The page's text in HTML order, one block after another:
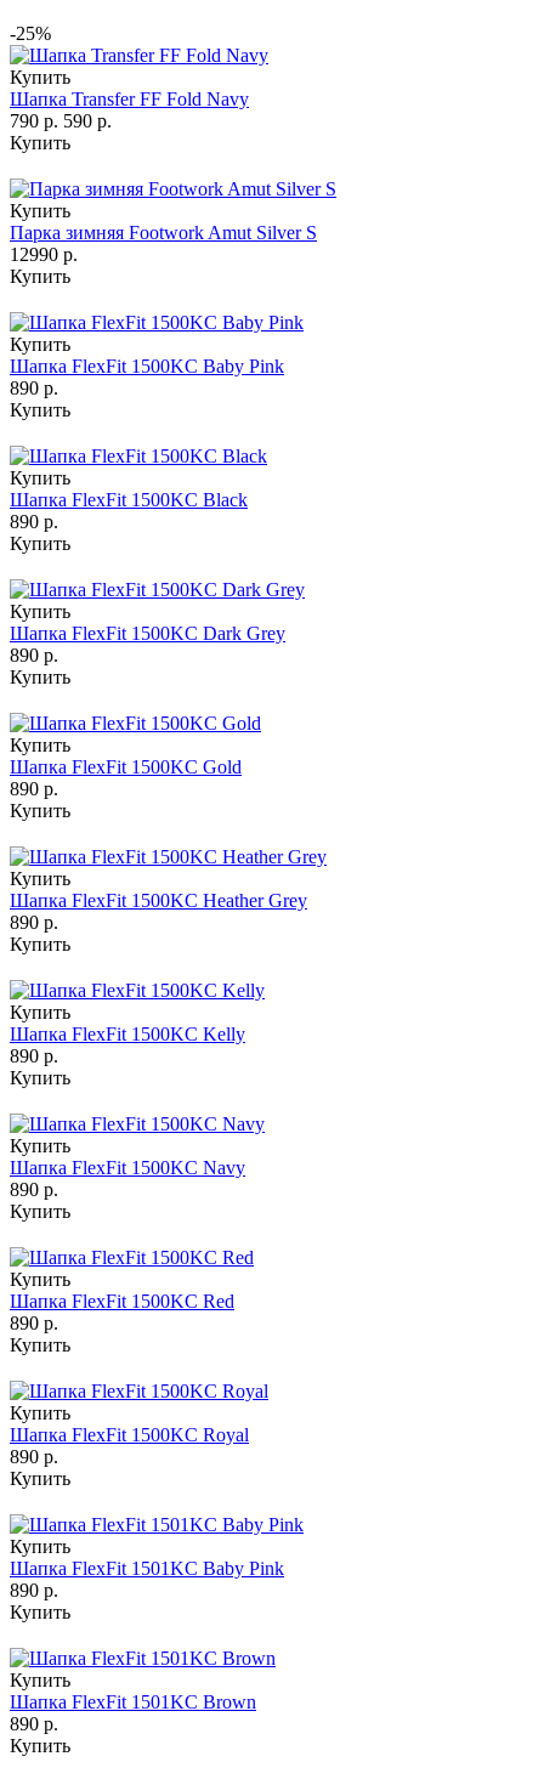
-25%
Купить
Шапка Transfer FF Fold Navy
790 р. 590 р.
Купить
Купить
Парка зимняя Footwork Amut Silver S
12990 р.
Купить
Купить
Шапка FlexFit 1500KC Baby Pink
890 р.
Купить
Купить
Шапка FlexFit 1500KC Black
890 р.
Купить
Купить
Шапка FlexFit 1500KC Dark Grey
890 р.
Купить
Купить
Шапка FlexFit 1500KC Gold
890 р.
Купить
Купить
Шапка FlexFit 1500KC Heather Grey
890 р.
Купить
Купить
Шапка FlexFit 1500KC Kelly
890 р.
Купить
Купить
Шапка FlexFit 1500KC Navy
890 р.
Купить
Купить
Шапка FlexFit 1500KC Red
890 р.
Купить
Купить
Шапка FlexFit 1500KC Royal
890 р.
Купить
Купить
Шапка FlexFit 1501KC Baby Pink
890 р.
Купить
Купить
Шапка FlexFit 1501KC Brown
890 р.
Купить